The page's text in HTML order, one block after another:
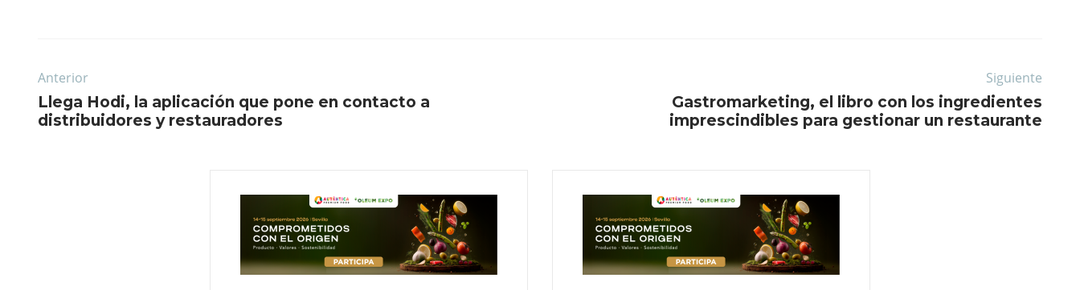
Anterior
Llega Hodi, la aplicación que pone en contacto a
distribuidores y restauradores
Siguiente
Gastromarketing, el libro con los ingredientes
imprescindibles para gestionar un restaurante